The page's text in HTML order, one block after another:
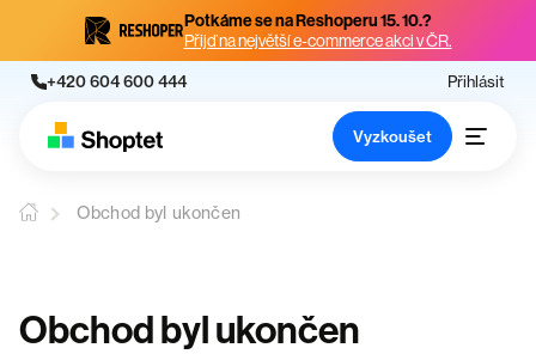
Potkáme se na Reshoperu 15. 10.?
Přijď na největší e-commerce akci v ČR.
+420 604 600 444 Přihlásit
Vyzkoušet
Obchod byl ukončen
Obchod byl ukončen